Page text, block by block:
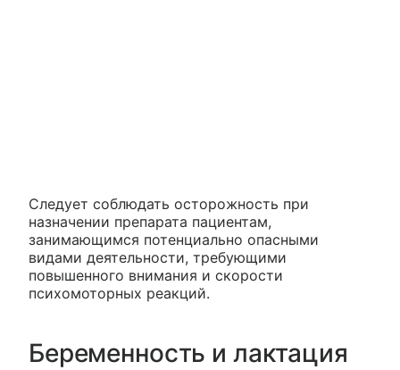
Следует соблюдать осторожность при
назначении препарата пациентам,
занимающимся потенциально опасными
видами деятельности, требующими
повышенного внимания и скорости
психомоторных реакций.
Беременность и лактация